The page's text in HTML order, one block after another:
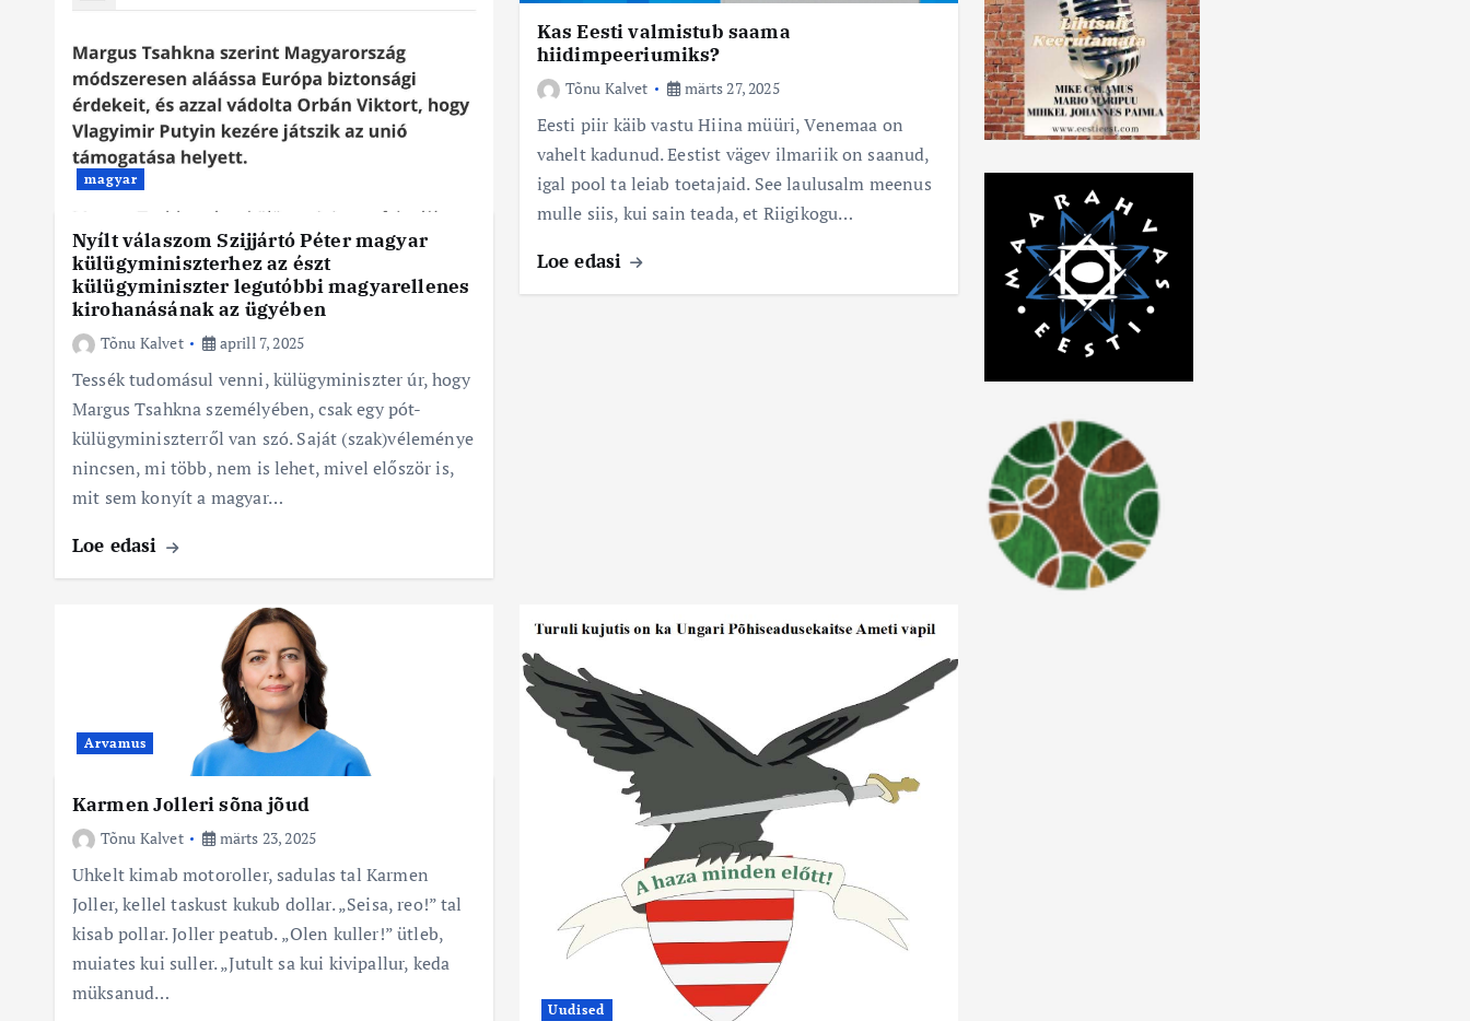
magyar
Nyílt válaszom Szijjártó Péter magyar
külügyminiszterhez az észt
külügyminiszter legutóbbi magyarellenes
kirohanásának az ügyében
Tõnu Kalvet aprill 7, 2025
Tessék tudomásul venni, külügyminiszter úr, hogy
Margus Tsahkna személyében, csak egy pót-
külügyminiszterről van szó. Saját (szak)véleménye
nincsen, mi több, nem is lehet, mivel először is,
mit sem konyít a magyar…
Loe edasi
Kas Eesti valmistub saama
hiidimpeeriumiks?
Tõnu Kalvet märts 27, 2025
Eesti piir käib vastu Hiina müüri, Venemaa on
vahelt kadunud. Eestist vägev ilmariik on saanud,
igal pool ta leiab toetajaid. See laulusalm meenus
mulle siis, kui sain teada, et Riigikogu…
Loe edasi
Arvamus
Karmen Jolleri sõna jõud
Tõnu Kalvet märts 23, 2025
Uhkelt kimab motoroller, sadulas tal Karmen
Joller, kellel taskust kukub dollar. „Seisa, reo!” tal
kisab pollar. Joller peatub. „Olen kuller!” ütleb,
muiates kui suller. „Jutult sa kui kivipallur, keda
müksanud…
Uudised